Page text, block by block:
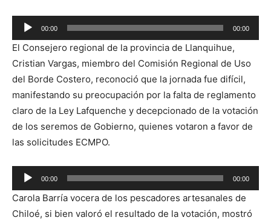
Reproductor
de
audio
00:00 00:00
El Consejero regional de la provincia de Llanquihue,
Cristian Vargas, miembro del Comisión Regional de Uso
del Borde Costero, reconoció que la jornada fue difícil,
manifestando su preocupación por la falta de reglamento
claro de la Ley Lafquenche y decepcionado de la votación
de los seremos de Gobierno, quienes votaron a favor de
las solicitudes ECMPO.
Reproductor
de
audio
00:00 00:00
Carola Barría vocera de los pescadores artesanales de
Chiloé, si bien valoró el resultado de la votación, mostró